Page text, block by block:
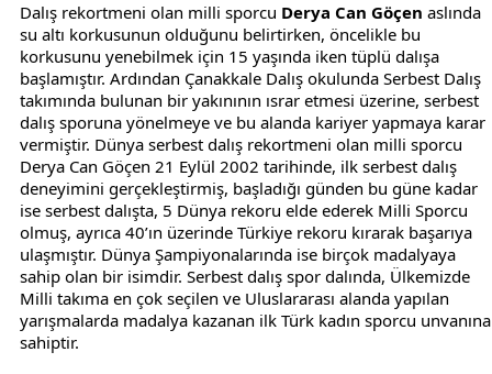
Dalış rekortmeni olan milli sporcu Derya Can Göçen aslında
su altı korkusunun olduğunu belirtirken, öncelikle bu
korkusunu yenebilmek için 15 yaşında iken tüplü dalışa
başlamıştır. Ardından Çanakkale Dalış okulunda Serbest Dalış
takımında bulunan bir yakınının ısrar etmesi üzerine, serbest
dalış sporuna yönelmeye ve bu alanda kariyer yapmaya karar
vermiştir. Dünya serbest dalış rekortmeni olan milli sporcu
Derya Can Göçen 21 Eylül 2002 tarihinde, ilk serbest dalış
deneyimini gerçekleştirmiş, başladığı günden bu güne kadar
ise serbest dalışta, 5 Dünya rekoru elde ederek Milli Sporcu
olmuş, ayrıca 40’ın üzerinde Türkiye rekoru kırarak başarıya
ulaşmıştır. Dünya Şampiyonalarında ise birçok madalyaya
sahip olan bir isimdir. Serbest dalış spor dalında, Ülkemizde
Milli takıma en çok seçilen ve Uluslararası alanda yapılan
yarışmalarda madalya kazanan ilk Türk kadın sporcu unvanına
sahiptir.